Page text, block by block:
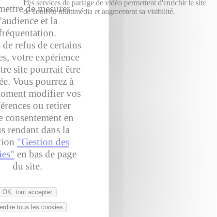
Les services de partage de vidéo permettent d'enrichir le site
de contenu multimédia et augmentent sa visibilité.
de mesurer
et la
de refus de certains
votre expérience
site pourrait être
Vous pourrez à
modifier vos
ou retirer
consentement en
rendant dans la
"Gestion des
en bas de page
du site.
OK, tout accepter
tous les cookies